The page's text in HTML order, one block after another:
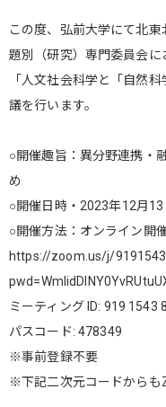
この度、弘前大学にて北
題別（研究）専門委員会に
「人文社会科学と「自然
議を行います。
○開催趣旨：異分野連携・
め
○開催日時・2023年12月
○開催方法：オンライン開
https://zoom.us/j/
ミーティング ID: 919 1543
パスコード: 478349
※事前登録不要
※下記二次元コードからも